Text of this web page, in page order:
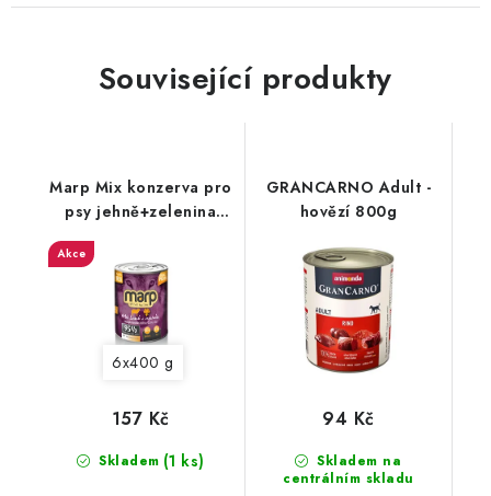
Související produkty
Marp Mix konzerva pro
psy jehně+zelenina
EXP 27/06/2024
Akce
6x400 g
Skladem (1 ks)
157 Kč
GRANCARNO Adult -
hovězí 800g
Skladem na
centrálním skladu
94 Kč